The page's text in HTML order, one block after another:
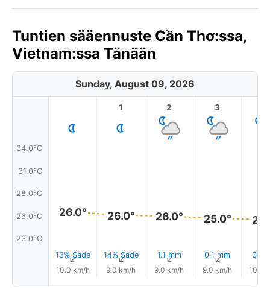
Tuntien sääennuste Cần Thơ:ssa,
Vietnam:ssa Tänään
Sunday, August 09, 2026
34.0°C
31.0°C
28.0°C
26.0°C
23.0°C
26.0°
13% Sade
↑
10.0 km/h
1
26.0°
14% Sade
↑
9.0 km/h
2
26.0°
1.1 mm
↑
9.0 km/h
3
25.0°
0.1 mm
↑
9.0 km/h
0.0
10.0